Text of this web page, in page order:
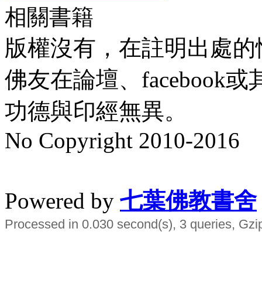
相關書籍
版權沒有，在註明出處
佛友在論壇、facebook
功德與印經無異。
No Copyright 2010-2016
Powered by 七葉佛教書舍
Processed in 0.030 second(s), 3 queries,